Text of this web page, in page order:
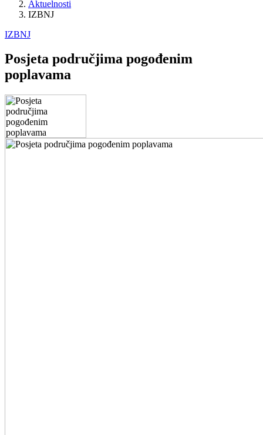
Aktuelnosti
IZBNJ
IZBNJ
Posjeta područjima pogođenim
poplavama